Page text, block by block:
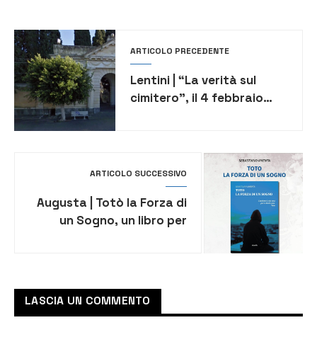
ARTICOLO PRECEDENTE
Lentini | “La verità sul
cimitero”, il 4 febbraio
ARTICOLO SUCCESSIVO
Augusta | Totò la Forza di
un Sogno, un libro per
LASCIA UN COMMENTO